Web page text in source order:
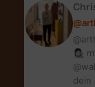
dein